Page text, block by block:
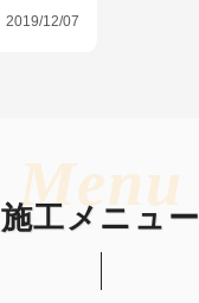
2019/12/07
施工メニュー